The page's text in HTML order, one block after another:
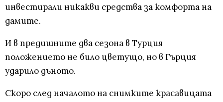
инвестирали никакви средства за комфорта на
дамите.
И в предишните два сезона в Турция
положението не било цветущо, но в Гърция
ударило дъното.
Скоро след началото на снимките красавицата